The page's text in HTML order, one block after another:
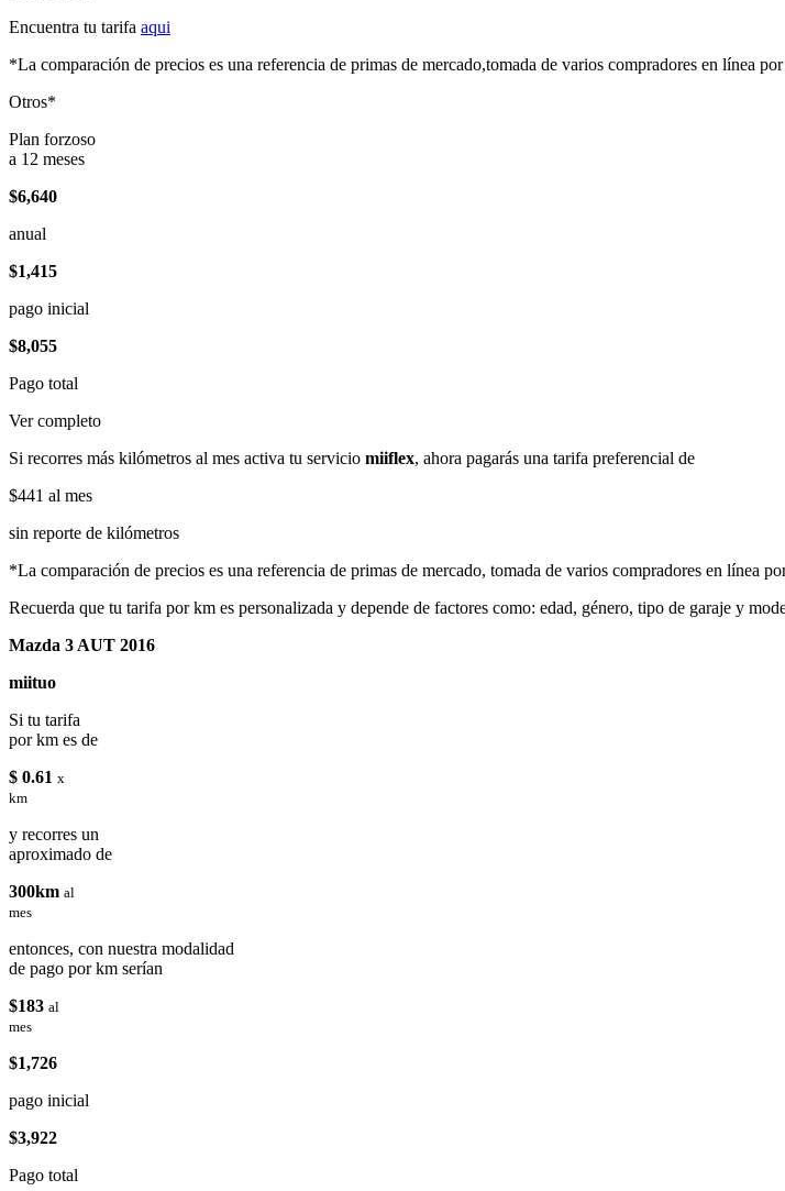
Encuentra tu tarifa aqui
*La comparación de precios es una referencia de primas de mercado,tomada de varios compradores en línea
Otros*
Plan forzoso
a 12 meses
$6,640
anual
$1,415
pago inicial
$8,055
Pago total
Ver completo
Si recorres más kilómetros al mes activa tu servicio miiflex, ahora pagarás una tarifa preferencial de
$441 al mes
sin reporte de kilómetros
*La comparación de precios es una referencia de primas de mercado, tomada de varios compradores en línea
Recuerda que tu tarifa por km es personalizada y depende de factores como: edad, género, tipo de garaje y
Mazda 3 AUT 2016
miituo
Si tu tarifa
por km es de
$ 0.61 x
km
y recorres un
aproximado de
300km al
mes
entonces, con nuestra modalidad
de pago por km serían
$183 al
mes
$1,726
pago inicial
$3,922
Pago total